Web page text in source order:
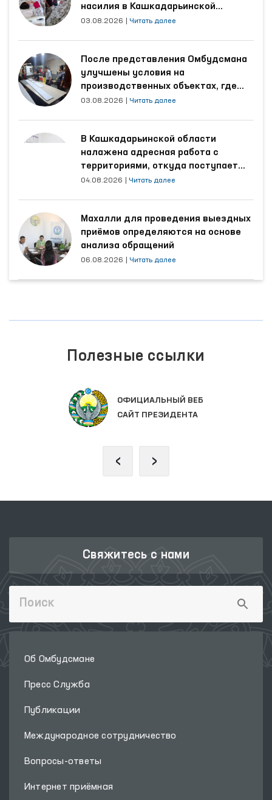
насилия в Кашкадарьинской
области
03.08.2026 Читать далее
После представления Омбудсмана
улучшены условия на
производственных объектах, где
трудятся осуждённые
03.08.2026 Читать далее
В Кашкадарьинской области
налажена адресная работа с
территориями, откуда поступает
наибольшее количество обращений
04.08.2026 Читать далее
Махалли для проведения выездных
приёмов определяются на основе
анализа обращений
06.08.2026 Читать далее
Полезные ссылки
ОФИЦИАЛЬНЫЙ ВЕБ
САЙТ ПРЕЗИДЕНТА
‹ ›
Свяжитесь с нами
Об Омбудсмане
Пресс Служба
Публикации
Международное сотрудничество
Вопросы-ответы
Интернет приёмная